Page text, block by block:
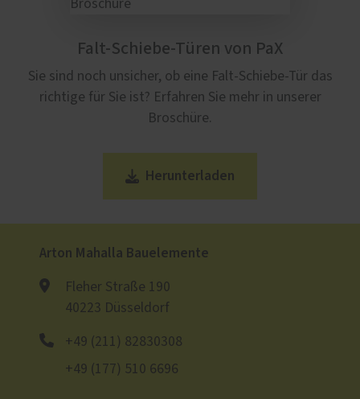
Falt-Schiebe-Türen von PaX
Sie sind noch unsicher, ob eine Falt-Schiebe-Tür das
richtige für Sie ist? Erfahren Sie mehr in unserer
Broschüre.
Herunterladen
Arton Mahalla Bauelemente
Fleher Straße 190
40223 Düsseldorf
+49 (211) 82830308
+49 (177) 510 6696